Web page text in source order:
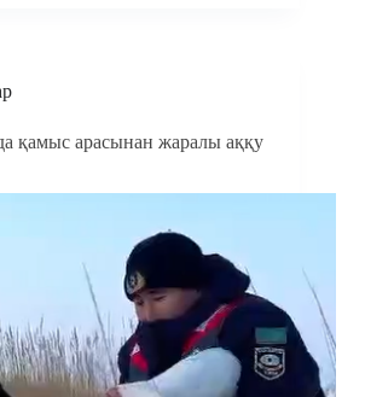
қамыс арасынан жаралы аққу